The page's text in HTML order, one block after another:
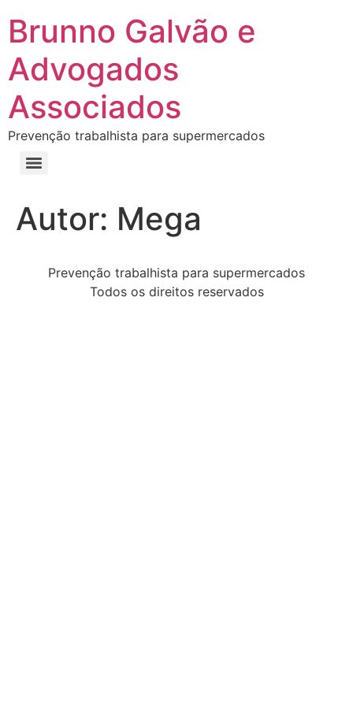
Brunno Galvão e
Advogados
Associados
Prevenção trabalhista para supermercados
Autor: Mega
Prevenção trabalhista para supermercados
Todos os direitos reservados